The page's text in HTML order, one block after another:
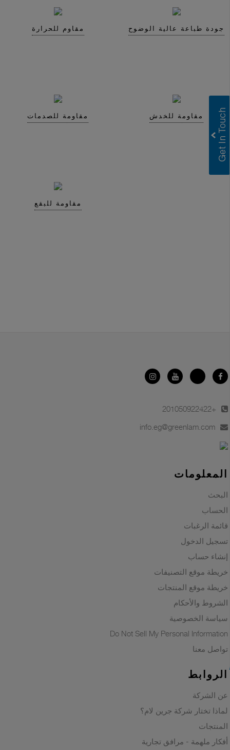
مقاوم للحرارة جودة طباعة عالية الوضوح
مقاومة للصدمات مقاومة للخدش
مقاومة للبقع
+201050922422
info.eg@greenlam.com
المعلومات
البحث
الحساب
قائمة الرغبات
تسجيل الدخول
إنشاء حساب
خريطة موقع التصنيفات
خريطة موقع المنتجات
الشروط والأحكام
سياسة الخصوصية
Do Not Sell My Personal Information
تواصل معنا
الروابط
عن الشركة
لماذا تختار شركة جرين لام؟
المنتجات
أفكار ملهمة - مرافق تجارية
Greenlam Laminates
Greenlam Compact Laminates
I consent to have this website store